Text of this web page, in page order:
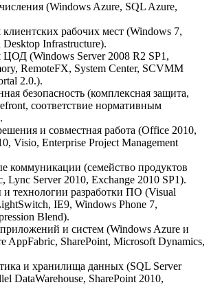
(Windows Azure, SQL Azure,
рабочих мест (Windows 7,
Infrastructure).
(Windows Server 2008 R2 SP1,
RemoteFX, System Center, SCVMM
2.0.).
безопасность (комплексная защита,
соответствие нормативным
и совместная работа (Office 2010,
Visio, Enterprise Project Management
коммуникации (семейство продуктов
Lync Server 2010, Exchange 2010 SP1).
технологии разработки ПО (Visual
IE9, Windows Phone 7,
Blend).
и систем (Windows Azure и
AppFabric, SharePoint, Microsoft Dynamics,
и хранилища данных (SQL Server
DataWarehouse, SharePoint 2010,